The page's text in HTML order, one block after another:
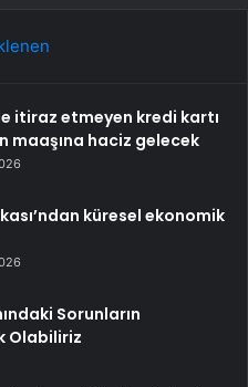
itiraz etmeyen kredi kartı
maaşına haciz gelecek
küresel ekonomik
Sorunların
Olabiliriz